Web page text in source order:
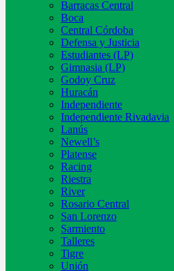
Barracas Central
Boca
Central Córdoba
Defensa y Justicia
Estudiantes (LP)
Gimnasia (LP)
Godoy Cruz
Huracán
Independiente
Independiente Rivadavia
Lanús
Newell’s
Platense
Racing
Riestra
River
Rosario Central
San Lorenzo
Sarmiento
Talleres
Tigre
Unión